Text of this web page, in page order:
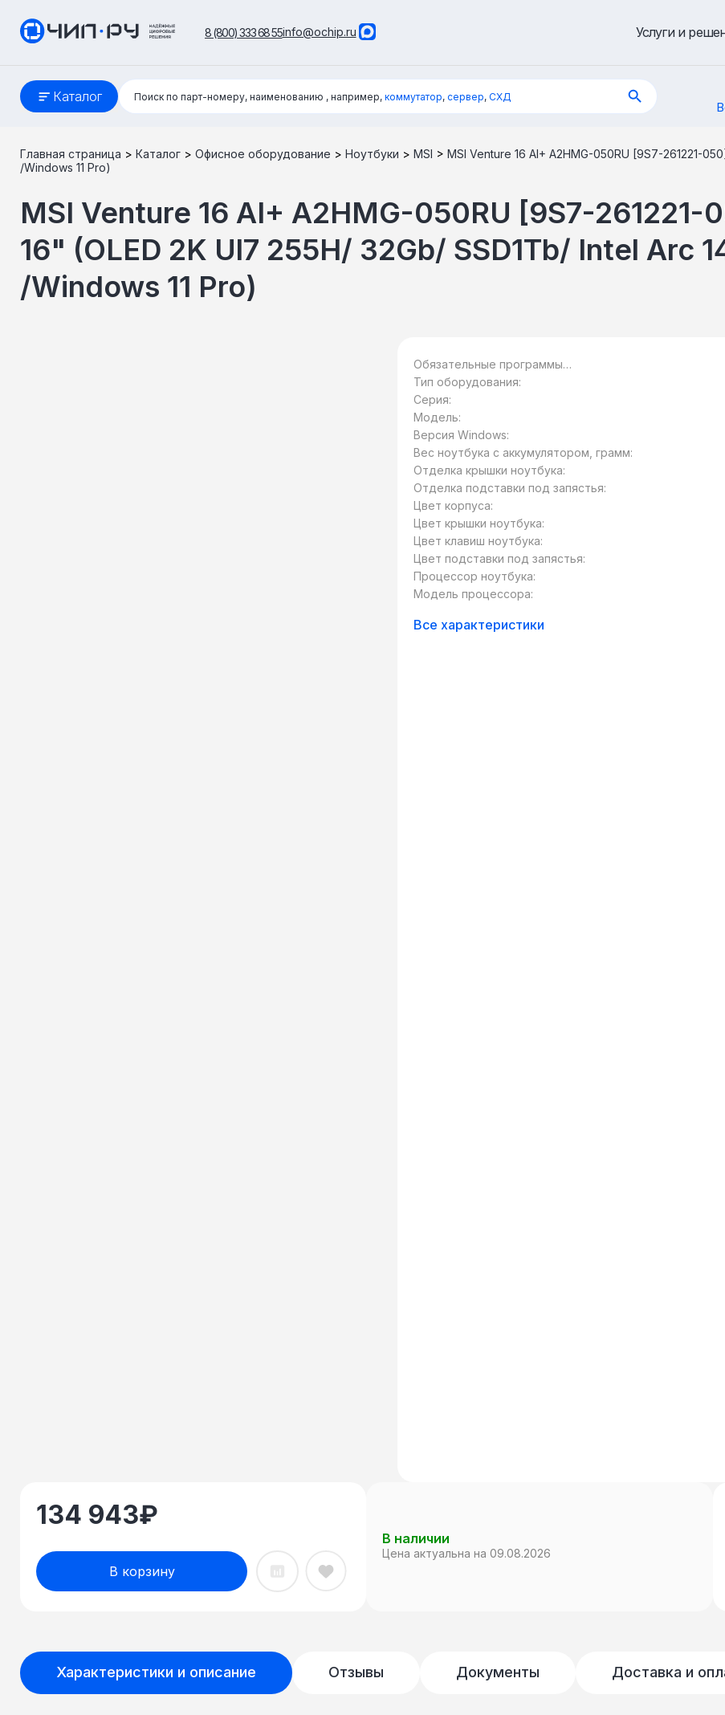
Услуги и
8 (800) 333 68 55info@ochip.ru
Каталог
Поиск:
Поиск по парт-номеру, наименованию , например, коммутатор, сервер, СХД
Главная страница > Каталог > Офисное оборудование > Ноутбуки > MSI > MSI Venture 16 AI+ A2HMG-050RU [9S7-261221-
/Windows 11 Pro)
MSI Venture 16 AI+ A2HMG-050RU [9S7-261221-
16" (OLED 2K Ul7 255H/ 32Gb/ SSD1Tb/ Intel Arc
/Windows 11 Pro)
Обязательные программы
предустановлены:
Тип оборудования:
Серия:
Модель:
Версия Windows:
Вес ноутбука с аккумулятором, грамм:
Отделка крышки ноутбука:
Отделка подставки под запястья:
Цвет корпуса:
Цвет крышки ноутбука:
Цвет клавиш ноутбука:
Цвет подставки под запястья:
Процессор ноутбука:
Модель процессора:
Все характеристики
134 943₽
В корзину
В наличии
Цена актуальна на 09.08.2026
Характеристики и описание Отзывы Документы Доставка и